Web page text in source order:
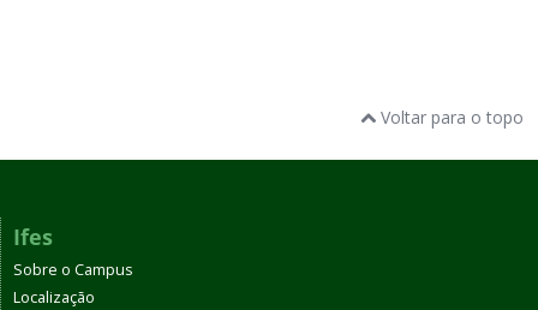
Voltar para o topo
Ifes
Sobre o Campus
Localização